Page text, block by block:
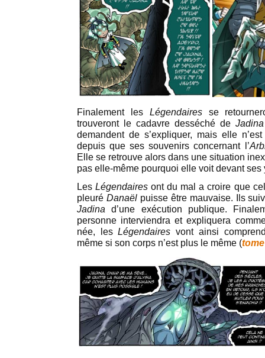
Finalement les Légendaires se
trouveront le cadavre desséché deJadina
demandent de s’expliquer, mais elle
depuis que ses souvenirs concernant l’
Elle se retrouve alors dans une situation
pas elle-même pourquoi elle voit devant
LesLégendaires ont du mal a croire que
pleuré Danaëlpuisse être mauvaise. Ils
Jadina d’une exécution publique.
personne interviendra et expliquera
née, lesLégendaires vont ainsi
même si son corps n’est plus le même (